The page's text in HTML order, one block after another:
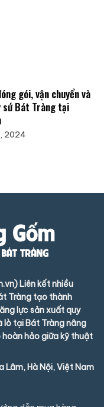
gói, vận chuyển và
sứ Bát Tràng tại
2024
Liên kết nhiều
Tràng tạo thành
lực sản xuất quy
lò tại Bát Tràng nâng
hảo giữa kỹ thuật
Lâm, Hà Nội, Việt Nam